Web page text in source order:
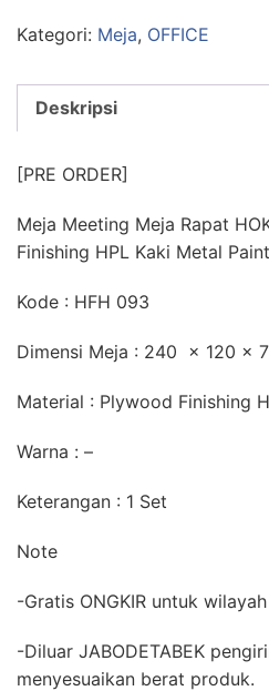
HFH-
Plywood
Finishing
HPL
Kaki
Painting
Kategori: Meja, OFFICE
Deskripsi
[PRE ORDER]
Meja Meeting Meja Rapat
Finishing HPL Kaki Metal
Kode : HFH 093
Dimensi Meja : 240 x 120 x
Material : Plywood Finishing
Warna : –
Keterangan : 1 Set
Note
-Gratis ONGKIR untuk wilayah
-Diluar JABODETABEK
menyesuaikan berat produk.